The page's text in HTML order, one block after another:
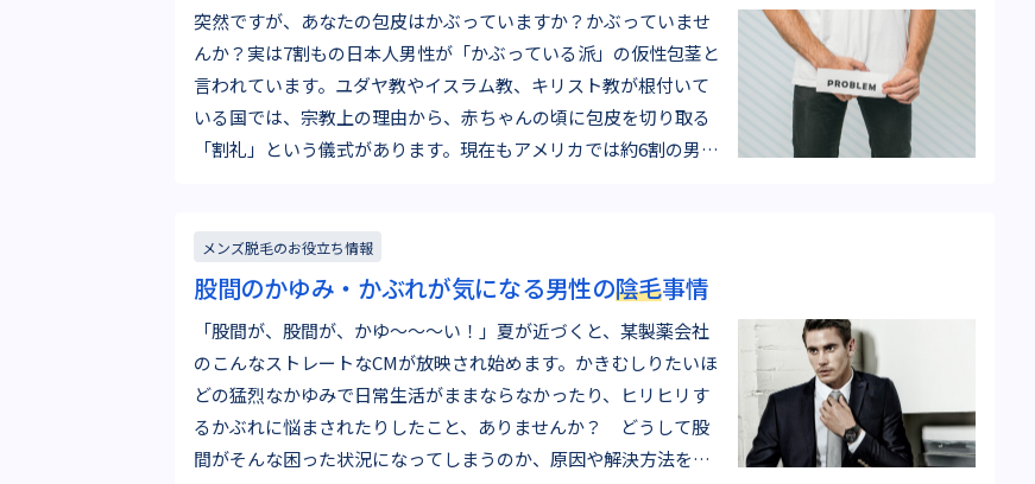
突然ですが、あなたの包皮はかぶっていますか？かぶっていませ
んか？実は7割もの日本人男性が「かぶっている派」の仮性包茎と
言われています。ユダヤ教やイスラム教、キリスト教が根付いて
いる国では、宗教上の理由から、赤ちゃんの頃に包皮を切り取る
「割礼」という儀式があります。現在もアメリカでは約6割の男性
メンズ脱毛のお役立ち情報
股間のかゆみ・かぶれが気になる男性の陰毛事情
「股間が、股間が、かゆ～～～い！」夏が近づくと、某製薬会社
のこんなストレートなCMが放映され始めます。かきむしりたいほ
どの猛烈なかゆみで日常生活がままならなかったり、ヒリヒリす
るかぶれに悩まされたりしたこと、ありませんか？ どうして股
間がそんな困った状況になってしまうのか、原因や解決方法をご